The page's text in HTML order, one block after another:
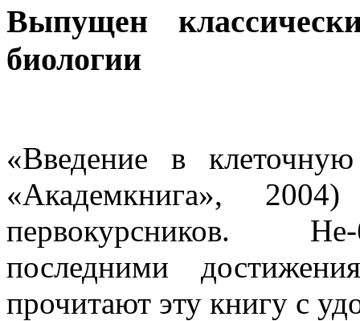
Выпущен
биологии
«Введение в
«Академкнига»,
первокурсников.
последними
прочитают эту книгу с